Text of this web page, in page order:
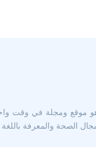
موقع ومجلة في وقت
والمعرفة باللغة